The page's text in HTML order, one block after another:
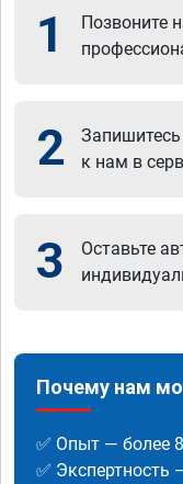
1 Позвоните
2
к нам в
3
Оставьте
Почему нам
✅ Опыт — более
✅